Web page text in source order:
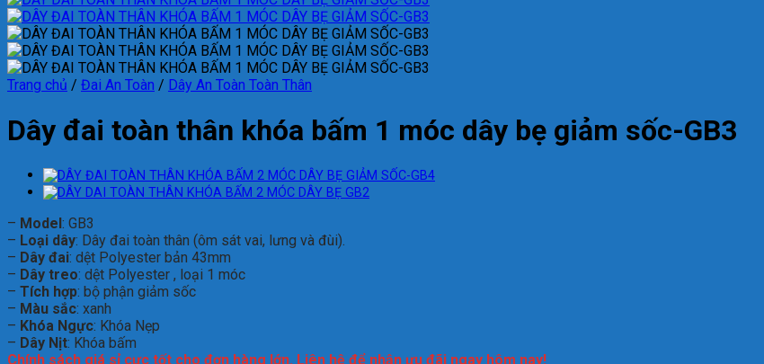
Trang chủ / Đai An Toàn / Dây An Toàn Toàn Thân
Dây đai toàn thân khóa bấm 1 móc dây bẹ giảm sốc-GB3
– Model: GB3
– Loại dây: Dây đai toàn thân (ôm sát vai, lưng và đùi).
– Dây đai: dệt Polyester bản 43mm
– Dây treo: dệt Polyester , loại 1 móc
– Tích hợp: bộ phận giảm sốc
– Màu sắc: xanh
– Khóa Ngực: Khóa Nẹp
– Dây Nịt: Khóa bấm
Chính sách giá sỉ cực tốt cho đơn hàng lớn. Liên hệ để nhận ưu đãi ngay hôm nay!